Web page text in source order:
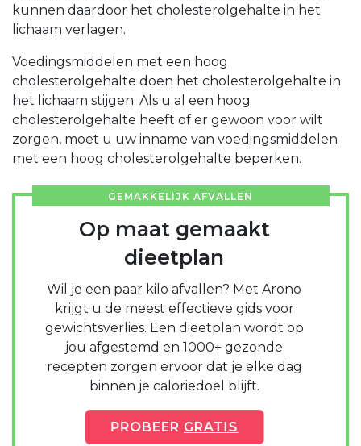
kunnen daardoor het cholesterolgehalte in het
lichaam verlagen.
Voedingsmiddelen met een hoog
cholesterolgehalte doen het cholesterolgehalte in
het lichaam stijgen. Als u al een hoog
cholesterolgehalte heeft of er gewoon voor wilt
zorgen, moet u uw inname van voedingsmiddelen
met een hoog cholesterolgehalte beperken.
GEMAKKELIJK AFVALLEN
Op maat gemaakt
dieetplan
Wil je een paar kilo afvallen? Met Arono
krijgt u de meest effectieve gids voor
gewichtsverlies. Een dieetplan wordt op
jou afgestemd en 1000+ gezonde
recepten zorgen ervoor dat je elke dag
binnen je caloriedoel blijft.
PROBEER GRATIS